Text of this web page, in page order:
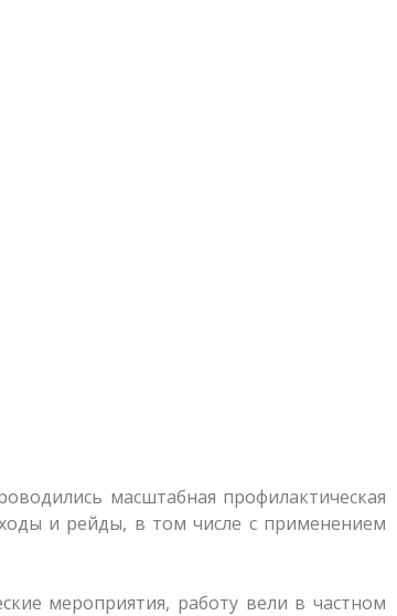
масштабная профилактическая
и рейды, в том числе с применением
мероприятия, работу вели в частном